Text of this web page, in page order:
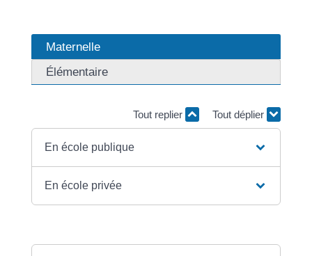
Maternelle
Élémentaire
Tout replier Tout déplier
En école publique
En école privée